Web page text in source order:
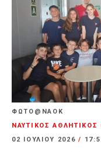
ΦΩΤΟ@ΝΑΟΚ
ΝΑΥΤΙΚΟΣ
02 ΙΟΥΛΊΟΥ 2026/